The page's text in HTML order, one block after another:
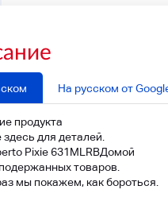
На русском от
продукта
для деталей.
Pixie 631MLRBДомой
товаров.
мы покажем, как бороться.